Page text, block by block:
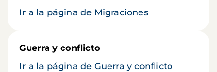
Ir a la página de Migraciones
Guerra y conflicto
Ir a la página de Guerra y conflicto